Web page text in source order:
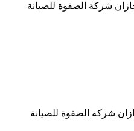
شركة الصفوة للصيانة
شركة الصفوة للصيانة